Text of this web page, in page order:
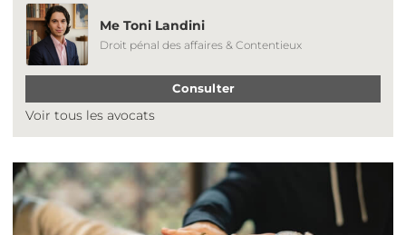
Me Toni Landini
Droit pénal des affaires & Contentieux
Consulter
Voir tous les avocats